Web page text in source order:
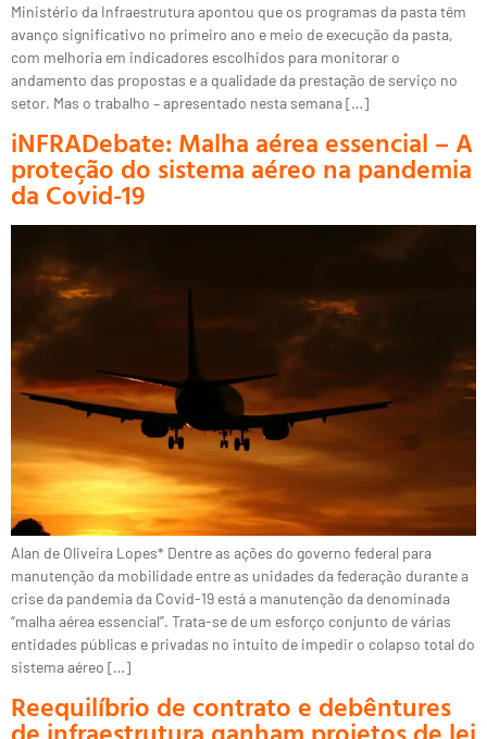
Ministério da Infraestrutura apontou que os programas da pasta têm
avanço significativo no primeiro ano e meio de execução da pasta,
com melhoria em indicadores escolhidos para monitorar o
andamento das propostas e a qualidade da prestação de serviço no
setor. Mas o trabalho – apresentado nesta semana […]
iNFRADebate: Malha aérea essencial – A
proteção do sistema aéreo na pandemia
da Covid-19
Alan de Oliveira Lopes* Dentre as ações do governo federal para
manutenção da mobilidade entre as unidades da federação durante a
crise da pandemia da Covid-19 está a manutenção da denominada
“malha aérea essencial”. Trata-se de um esforço conjunto de várias
entidades públicas e privadas no intuito de impedir o colapso total do
sistema aéreo […]
Reequilíbrio de contrato e debêntures